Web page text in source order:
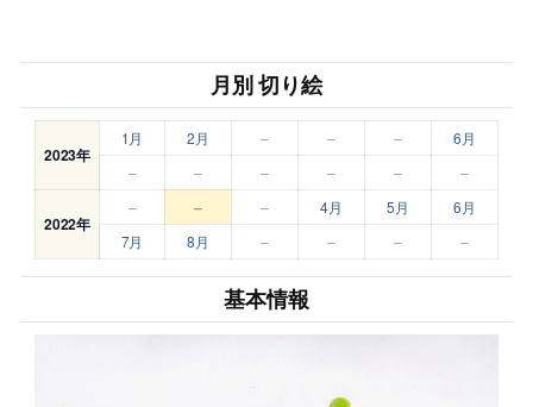
月別 切り絵
2023年
1月 2月 – – –
6月
–
– – – – –
2022年
– – – 4月 5月
6月
7月
8月 – – – –
基本情報